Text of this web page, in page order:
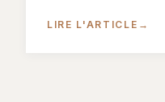
LIRE L'ARTICLE →